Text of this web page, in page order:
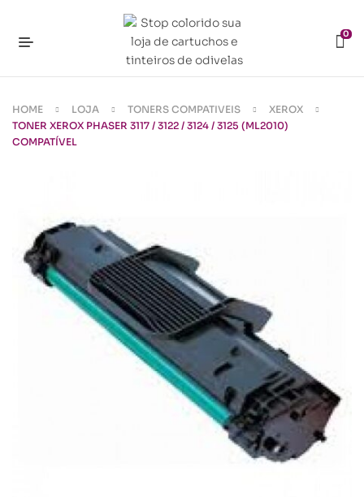
0
HOME LOJA TONERS COMPATIVEIS
XEROX
TONER XEROX PHASER 3117 / 3122 / 3124 / 3125 (ML2010)
COMPATÍVEL